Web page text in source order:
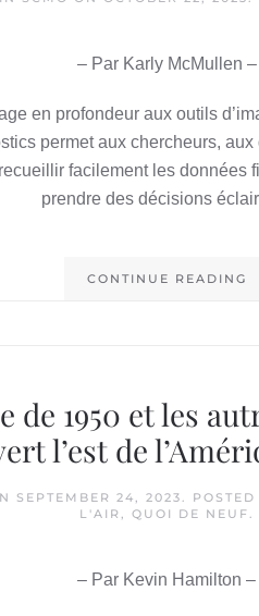
– Par Karly McMullen –
en profondeur aux outils
permet aux chercheurs,
facilement les
prendre des décisions
CONTINUE READING
de 1950 et les
l’est de
SEPTEMBER 24, 2023. POSTED
L'AIR , QUOI DE NEUF.
– Par Kevin Hamilton –